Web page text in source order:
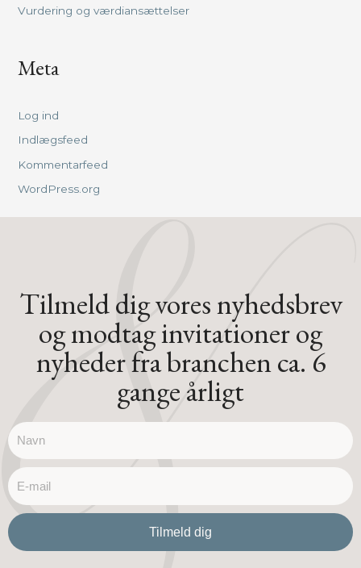
Vurdering og værdiansættelser
Meta
Log ind
Indlægsfeed
Kommentarfeed
WordPress.org
Tilmeld dig vores nyhedsbrev
og modtag invitationer og
nyheder fra branchen ca. 6
gange årligt
name
email
Tilmeld dig